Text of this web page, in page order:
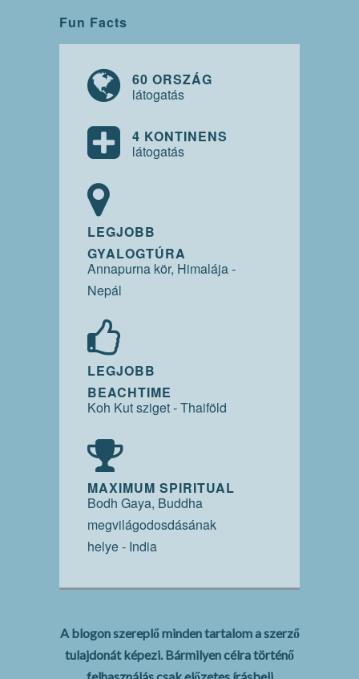
Fun Facts
60 ORSZÁG
látogatás
4 KONTINENS
látogatás
LEGJOBB
GYALOGTÚRA
Annapurna kör, Himalája -
Nepál
LEGJOBB
BEACHTIME
Koh Kut sziget - Thaiföld
MAXIMUM SPIRITUAL
Bodh Gaya, Buddha
megvilágodosdásának
helye - India
A blogon szereplő minden tartalom a szerző
tulajdonát képezi. Bármilyen célra történő